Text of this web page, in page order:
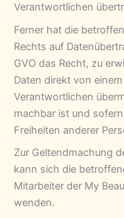
Verantwortlichen
Ferner hat die
Rechts auf
GVO das Recht, zu
Daten direkt von
Verantwortlichen
machbar ist und
Freiheiten anderer
Zur Geltendmachung
kann sich die
Mitarbeiter der My
wenden.